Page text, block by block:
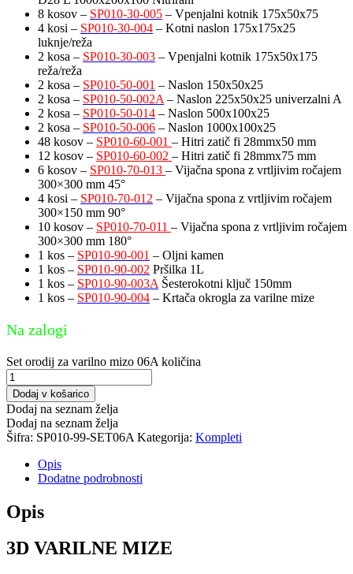
8 kosov – SP010-30-005 – Vpenjalni kotnik 175x50x75
4 kosi – SP010-30-004 – Kotni naslon 175x175x25
luknje/reža
2 kosa – SP010-30-003 – Vpenjalni kotnik 175x50x175
reža/reža
2 kosa – SP010-50-001 – Naslon 150x50x25
2 kosa – SP010-50-002A – Naslon 225x50x25 univerzalni A
2 kosa – SP010-50-014 – Naslon 500x100x25
2 kosa – SP010-50-006 – Naslon 1000x100x25
48 kosov – SP010-60-001 – Hitri zatič fi 28mmx50 mm
12 kosov – SP010-60-002 – Hitri zatič fi 28mmx75 mm
6 kosov – SP010-70-013 – Vijačna spona z vrtljivim ročajem
300×300 mm 45°
4 kosi – SP010-70-012 – Vijačna spona z vrtljivim ročajem
300×150 mm 90°
10 kosov – SP010-70-011 – Vijačna spona z vrtljivim ročajem
300×300 mm 180°
1 kos – SP010-90-001 – Oljni kamen
1 kos – SP010-90-002 Pršilka 1L
1 kos – SP010-90-003A Šesterokotni ključ 150mm
1 kos – SP010-90-004 – Krtača okrogla za varilne mize
Na zalogi
Set orodij za varilno mizo 06A količina
Dodaj v košarico
Dodaj na seznam želja
Dodaj na seznam želja
Šifra: SP010-99-SET06A Kategorija: Kompleti
Opis
Dodatne podrobnosti
Opis
3D VARILNE MIZE